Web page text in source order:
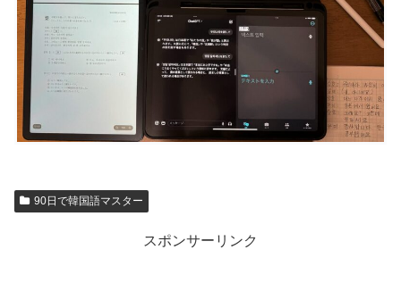
90日で韓国語マスター
スポンサーリンク